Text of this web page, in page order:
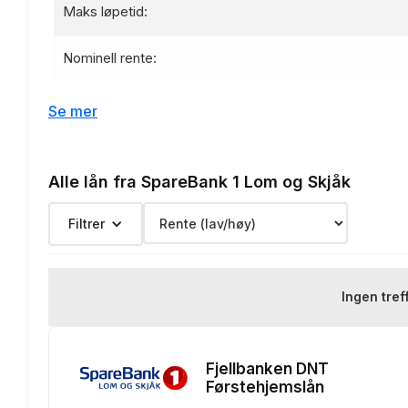
Maks løpetid:
Nominell rente:
Depotgebyr:
Eksempelrente: Nominell
Se mer
Alle lån fra SpareBank 1 Lom og Skjåk
Filtrer
Ingen
Fjellbanken DNT
Førstehjemslån